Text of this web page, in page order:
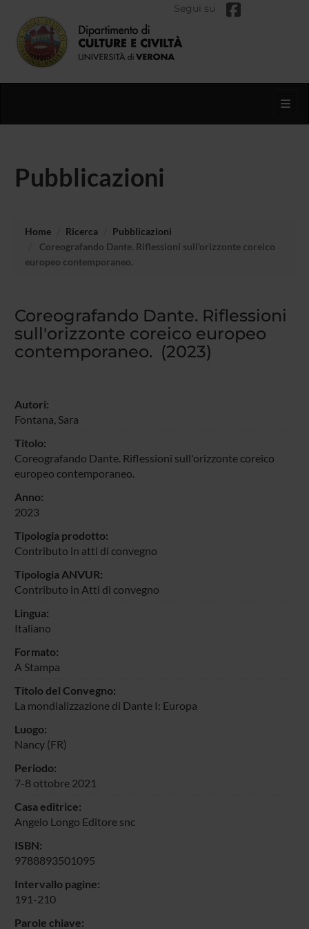
Segui su
Pubblicazioni
Home Ricerca
Pubblicazioni
Coreografando Dante. Riflessioni sull'orizzonte coreico
europeo contemporaneo.
Coreografando Dante. Riflessioni
sull'orizzonte coreico europeo
contemporaneo. (2023)
Autori:
Fontana, Sara
Titolo:
Coreografando Dante. Riflessioni sull'orizzonte coreico
europeo contemporaneo.
Anno:
2023
Tipologia prodotto:
Contributo in atti di convegno
Tipologia ANVUR:
Contributo in Atti di convegno
Lingua:
Italiano
Formato:
A Stampa
Titolo del Convegno:
La mondializzazione di Dante I: Europa
Luogo:
Nancy (FR)
Periodo:
7-8 ottobre 2021
Casa editrice:
Angelo Longo Editore snc
ISBN:
9788893501095
Intervallo pagine:
191-210
Parole chiave: